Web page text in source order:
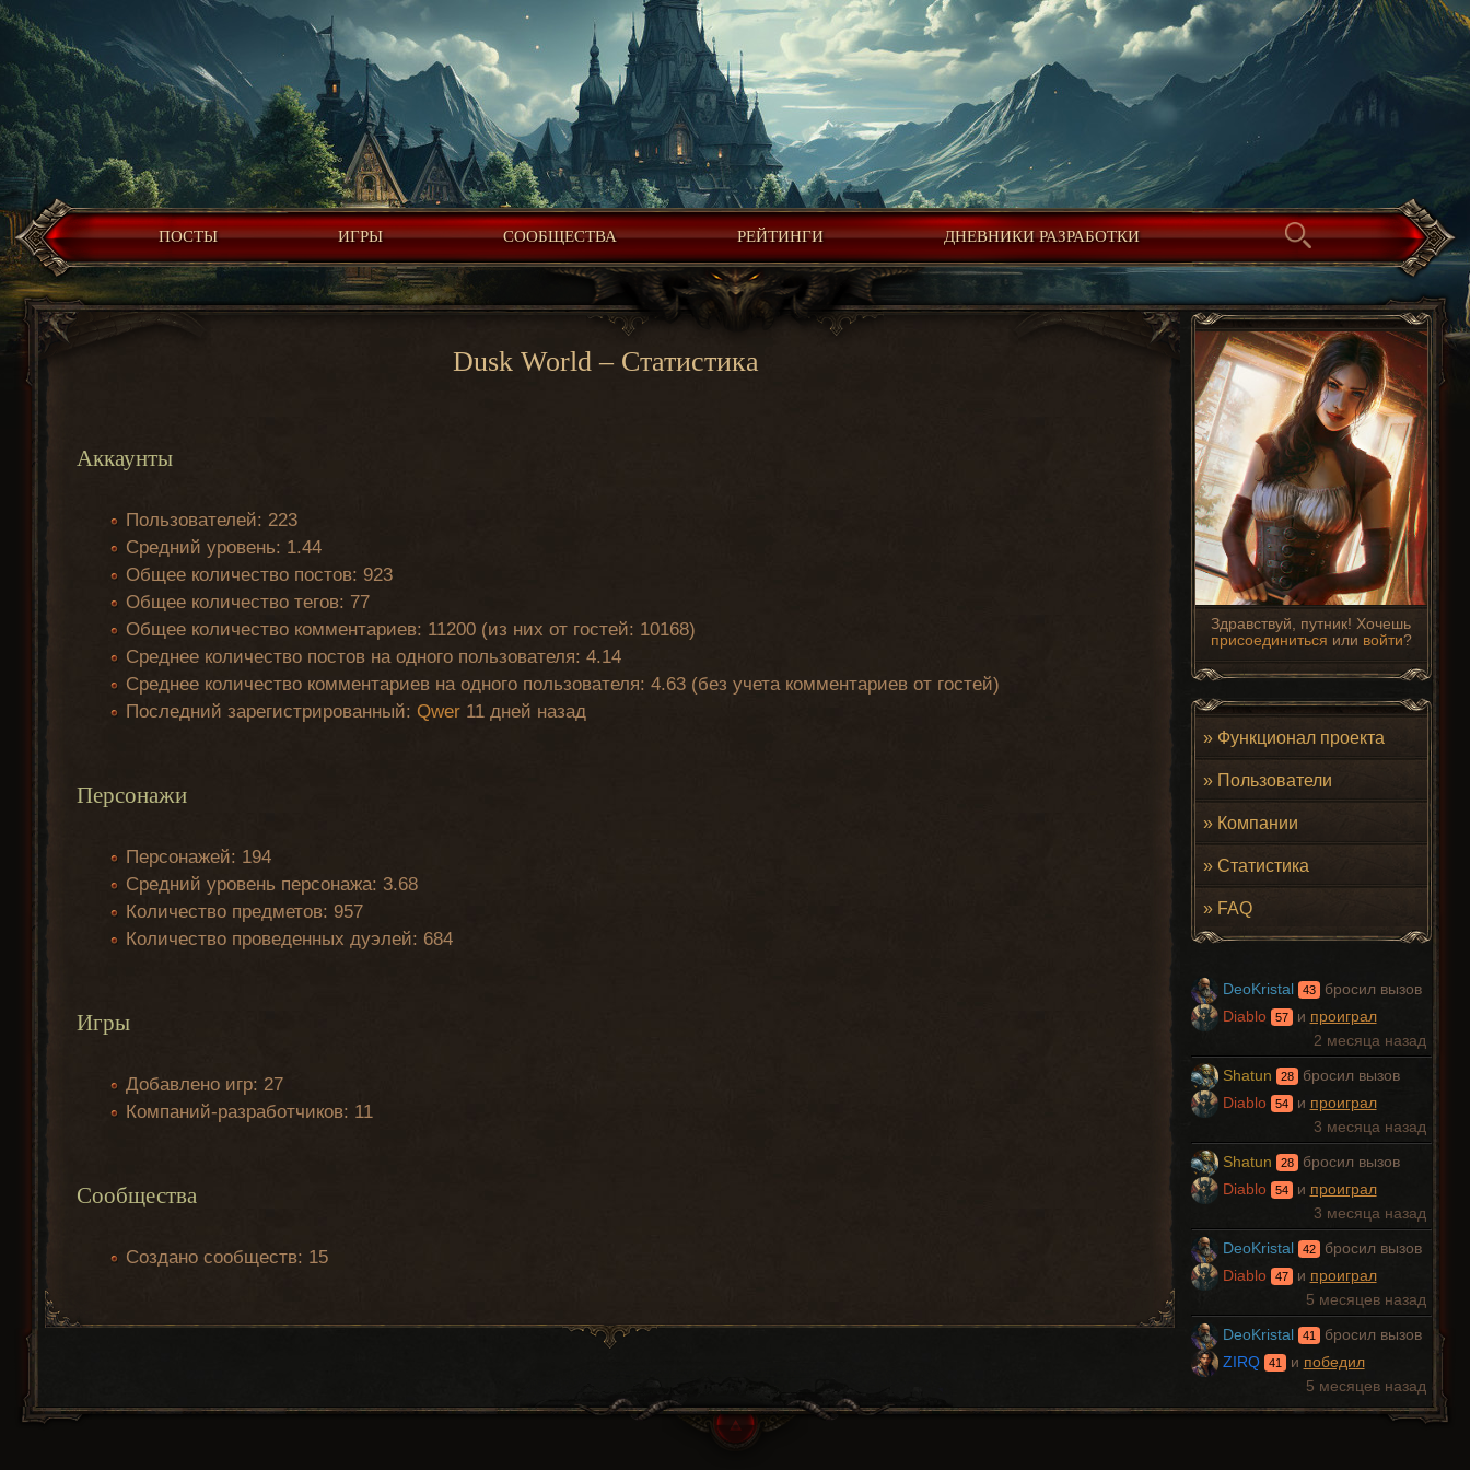
ПОСТЫ ИГРЫ СООБЩЕСТВА РЕЙТИНГИ ДНЕВНИКИ РАЗРАБОТКИ
Здравствуй, путник! Хочешь
присоединиться или войти?
» Функционал проекта
» Пользователи
» Компании
» Статистика
» FAQ
DeoKristal 43 бросил вызов
Diablo
57 и проиграл
2 месяца назад
Shatun 28 бросил вызов
Diablo
54 и проиграл
3 месяца назад
Shatun 28 бросил вызов
Diablo
54 и проиграл
3 месяца назад
DeoKristal 42 бросил вызов
Diablo
47 и проиграл
5 месяцев назад
DeoKristal 41 бросил вызов
ZIRQ
41 и победил
5 месяцев назад
Dusk World – Статистика
Аккаунты
Пользователей: 223
Средний уровень: 1.44
Общее количество постов: 923
Общее количество тегов: 77
Общее количество комментариев: 11200 (из них от гостей: 10168)
Среднее количество постов на одного пользователя: 4.14
Среднее количество комментариев на одного пользователя: 4.63 (без учета комментариев от гостей)
Последний зарегистрированный:Qwer 11 дней назад
Персонажи
Персонажей: 194
Средний уровень персонажа: 3.68
Количество предметов: 957
Количество проведенных дуэлей: 684
Игры
Добавлено игр: 27
Компаний-разработчиков: 11
Сообщества
Создано сообществ: 15